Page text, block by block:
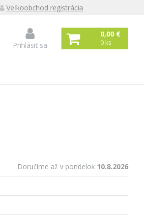
Veľkoobchod registrácia
Prihlásiť sa
0,00 €
0 ks
Doručíme až v pondelok 10.8.2026